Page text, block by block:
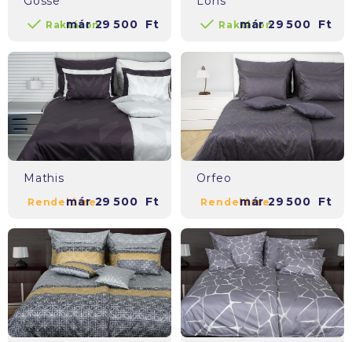
Raktáron
már29 500 Ft Raktáron
már29 500 Ft
Mathis
Rendelésre
már29 500 Ft
Orfeo
Rendelésre
már29 500 Ft